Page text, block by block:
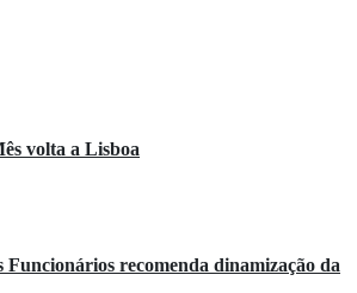
volta a Lisboa
Funcionários recomenda dinamização da